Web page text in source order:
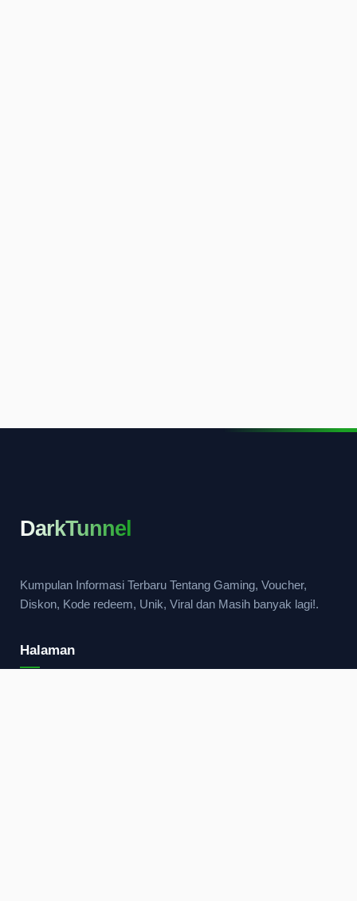
DarkTunnel
Kumpulan Informasi Terbaru Tentang Gaming, Voucher,
Diskon, Kode redeem, Unik, Viral dan Masih banyak lagi!.
Halaman